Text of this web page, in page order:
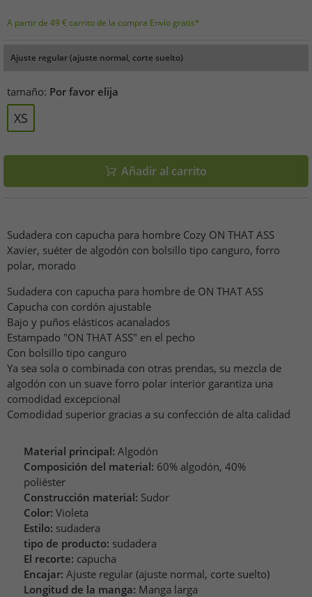
A partir de 49 € carrito de la compra Envío gratis*
Ajuste regular (ajuste normal, corte suelto)
tamaño: Por favor elija
XS
Añadir al carrito
Sudadera con capucha para hombre Cozy ON THAT ASS
Xavier, suéter de algodón con bolsillo tipo canguro, forro
polar, morado
Sudadera con capucha para hombre de ON THAT ASS
Capucha con cordón ajustable
Bajo y puños elásticos acanalados
Estampado "ON THAT ASS" en el pecho
Con bolsillo tipo canguro
Ya sea sola o combinada con otras prendas, su mezcla de
algodón con un suave forro polar interior garantiza una
comodidad excepcional
Comodidad superior gracias a su confección de alta calidad
Material principal: Algodón
Composición del material: 60% algodón, 40%
poliéster
Construcción material: Sudor
Color: Violeta
Estilo: sudadera
tipo de producto: sudadera
El recorte: capucha
Encajar: Ajuste regular (ajuste normal, corte suelto)
Longitud de la manga: Manga larga